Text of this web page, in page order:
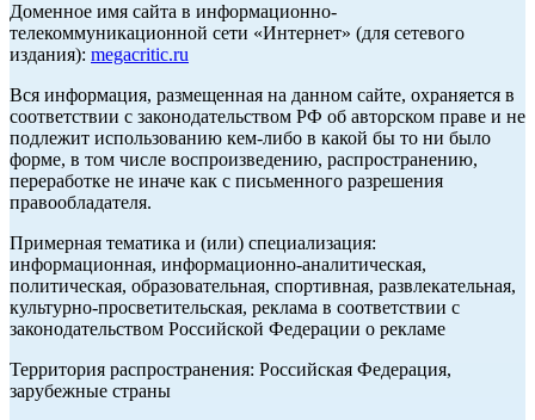
Доменное имя сайта в информационно-
телекоммуникационной сети «Интернет» (для сетевого
издания): megacritic.ru
Вся информация, размещенная на данном сайте, охраняется в
соответствии с законодательством РФ об авторском праве и не
подлежит использованию кем-либо в какой бы то ни было
форме, в том числе воспроизведению, распространению,
переработке не иначе как с письменного разрешения
правообладателя.
Примерная тематика и (или) специализация:
информационная, информационно-аналитическая,
политическая, образовательная, спортивная, развлекательная,
культурно-просветительская, реклама в соответствии с
законодательством Российской Федерации о рекламе
Территория распространения: Российская Федерация,
зарубежные страны